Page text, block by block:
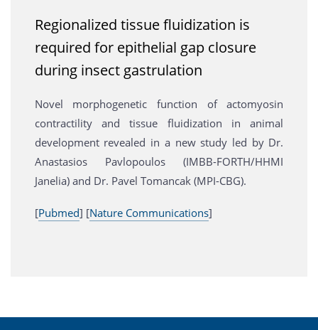
Regionalized tissue fluidization is
required for epithelial gap closure
during insect gastrulation
Novel morphogenetic function of actomyosin
contractility and tissue fluidization in animal
development revealed in a new study led by Dr.
Anastasios Pavlopoulos (IMBB-FORTH/HHMI
Janelia) and Dr. Pavel Tomancak (MPI-CBG).
[Pubmed] [Nature Communications]